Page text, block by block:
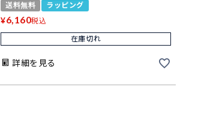
送料無料 ラッピング
¥6,160税込
在庫切れ
詳細を見る